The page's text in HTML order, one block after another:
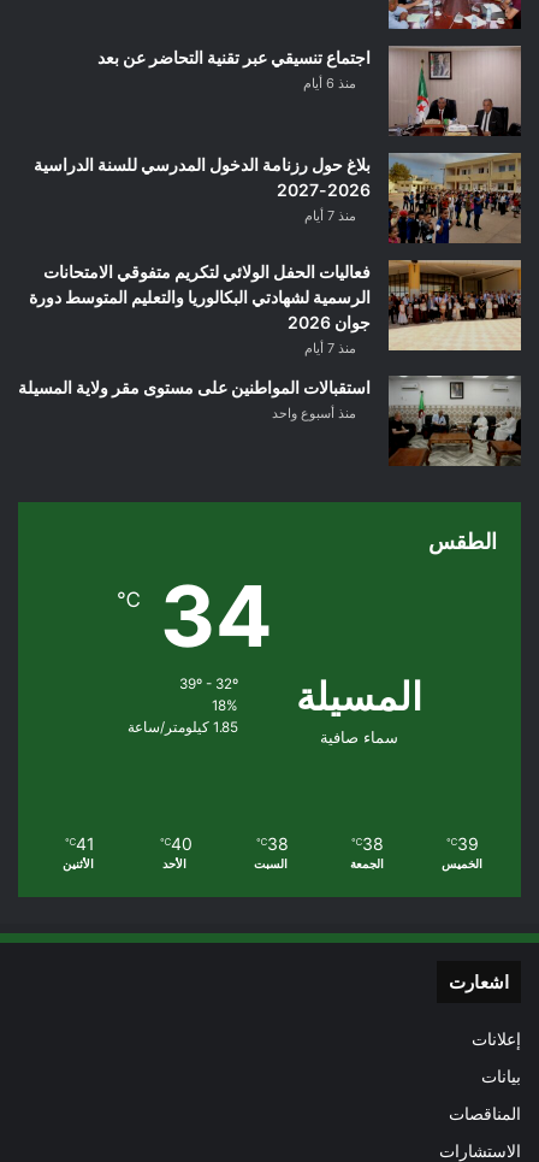
اجتماع تنسيقي عبر تقنية التحاضر عن بعد
منذ 6 أيام
بلاغ حول رزنامة الدخول المدرسي للسنة الدراسية
2026-2027
منذ 7 أيام
فعاليات الحفل الولائي لتكريم متفوقي الامتحانات
الرسمية لشهادتي البكالوريا والتعليم المتوسط دورة
جوان 2026
منذ 7 أيام
استقبالات المواطنين على مستوى مقر ولاية المسيلة
منذ أسبوع واحد
الطقس
المسيلة
سماء صافية
34
℃
18%
1.85 كيلومتر/ساعة
39
℃
الخميس
38
℃
الجمعة
38
℃
السبت
40
℃
الأحد
41
℃
الأثنين
اشعارت
إعلانات
بيانات
المناقصات
الاستشارات